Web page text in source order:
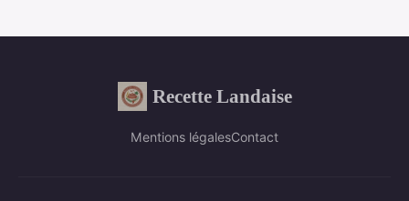
Recette Landaise
Mentions légalesContact